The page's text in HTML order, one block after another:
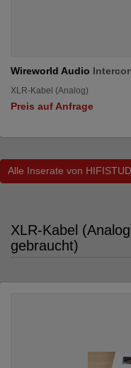
Wireworld Audio
XLR-Kabel (Analog)
Preis auf Anfrage
Alle Inserate von
XLR-Kabel
gebraucht)